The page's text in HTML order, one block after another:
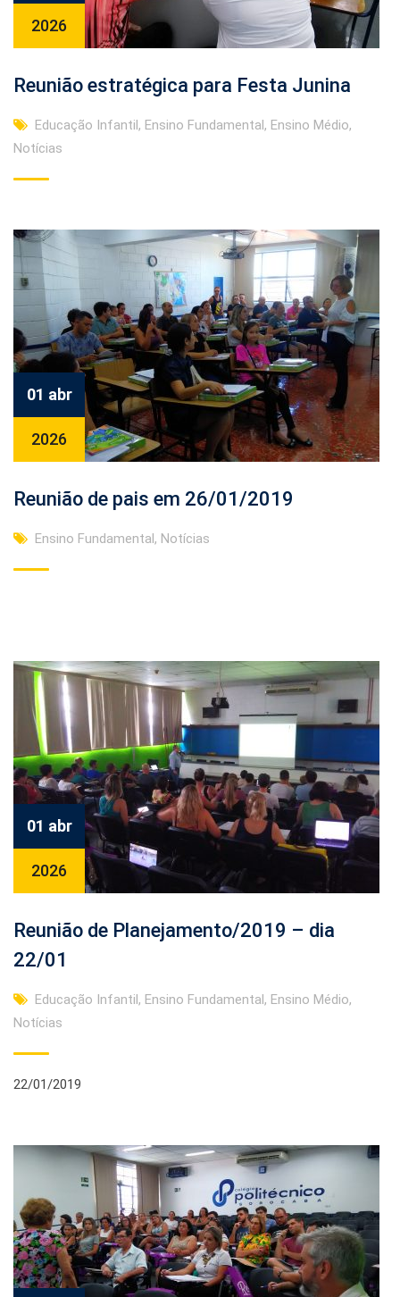
2026
Reunião estratégica para Festa Junina
Educação Infantil, Ensino Fundamental, Ensino Médio,
Notícias
01 abr
2026
Reunião de pais em 26/01/2019
Ensino Fundamental, Notícias
01 abr
2026
Reunião de Planejamento/2019 – dia
22/01
Educação Infantil, Ensino Fundamental, Ensino Médio,
Notícias
22/01/2019